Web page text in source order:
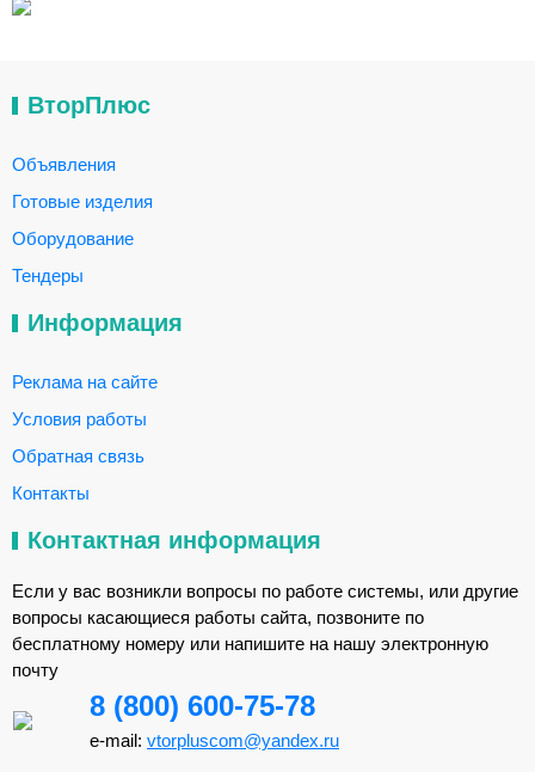
ВторПлюс
Объявления
Готовые изделия
Оборудование
Тендеры
Информация
Реклама на сайте
Условия работы
Обратная связь
Контакты
Контактная информация
Если у вас возникли вопросы по работе системы, или другие
вопросы касающиеся работы сайта, позвоните по
бесплатному номеру или напишите на нашу электронную
почту
8 (800) 600-75-78
e-mail: vtorpluscom@yandex.ru